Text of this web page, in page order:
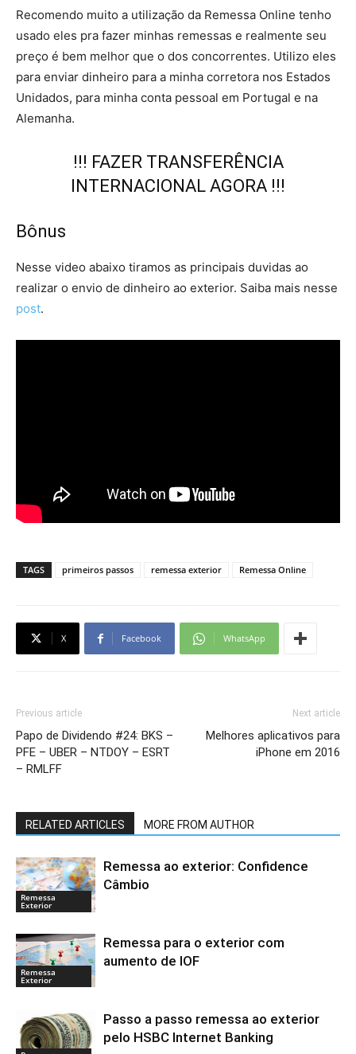
Recomendo muito a utilização da Remessa Online tenho
usado eles pra fazer minhas remessas e realmente seu
preço é bem melhor que o dos concorrentes. Utilizo eles
para enviar dinheiro para a minha corretora nos Estados
Unidados, para minha conta pessoal em Portugal e na
Alemanha.
!!! FAZER TRANSFERÊNCIA
INTERNACIONAL AGORA !!!
Bônus
Nesse video abaixo tiramos as principais duvidas ao
realizar o envio de dinheiro ao exterior. Saiba mais nesse
post.
TAGS primeiros passos remessa exterior Remessa Online
X Facebook WhatsApp
Previous article
Papo de Dividendo #24: BKS –
PFE – UBER – NTDOY – ESRT
– RMLFF
Next article
Melhores aplicativos para
iPhone em 2016
RELATED ARTICLES MORE FROM AUTHOR
Remessa
Exterior
Remessa ao exterior: Confidence
Câmbio
Remessa
Exterior
Remessa para o exterior com
aumento de IOF
Passo a passo remessa ao exterior
pelo HSBC Internet Banking